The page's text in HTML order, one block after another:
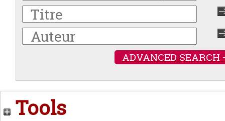
ADVANCED SEARCH
Tools